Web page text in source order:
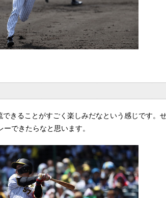
きることがすごく楽しみだなという感じです。
できたらなと思います。